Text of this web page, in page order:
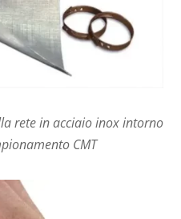
rete in acciaio inox intorno
CMT